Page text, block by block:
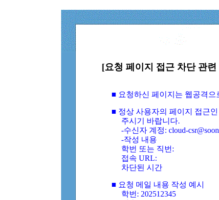
[요청 페이지 접근 차단 관
■ 요청하신 페이지는 웹공격
■ 정상 사용자의 페이지 접근
주시기 바랍니다.
-수신자 계정: cloud-
-작성 내용
학번 또는 직번:
접속 URL:
차단된 시간
■ 요청 메일 내용 작성 예시
학번: 202512345